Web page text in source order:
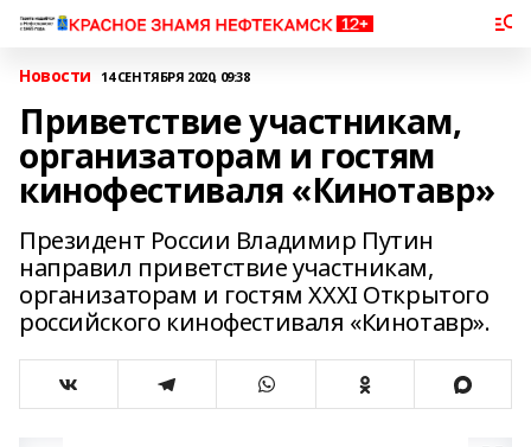
Новости 14 СЕНТЯБРЯ 2020, 09:38
Приветствие участникам,
организаторам и гостям
кинофестиваля «Кинотавр»
Президент России Владимир Путин
направил приветствие участникам,
организаторам и гостям XXXI Открытого
российского кинофестиваля «Кинотавр».